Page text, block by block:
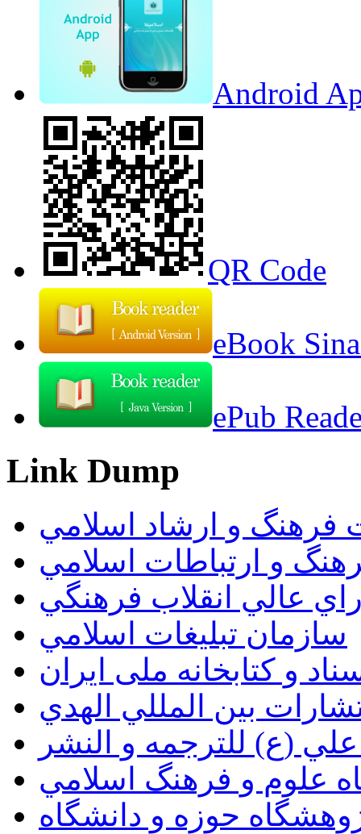
Android
QR Code
eBook
ePub
Link Dump
فرهنگ و ارشاد اسلامي
و ارتباطات اسلامي
عالي انقلاب فرهنگي
سازمان تبليغات اسلامي
و کتابخانه ملی ایران
بين المللي الهدي
(ع) للترجمه و النشر
علوم و فرهنگ اسلامي
حوزه و دانشگاه